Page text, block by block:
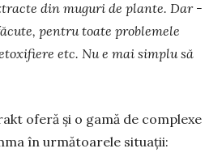
din muguri de plante. Dar
pentru toate problemele
etc. Nu e mai simplu să
oferă și o gamă de complexe
în următoarele ­situații: